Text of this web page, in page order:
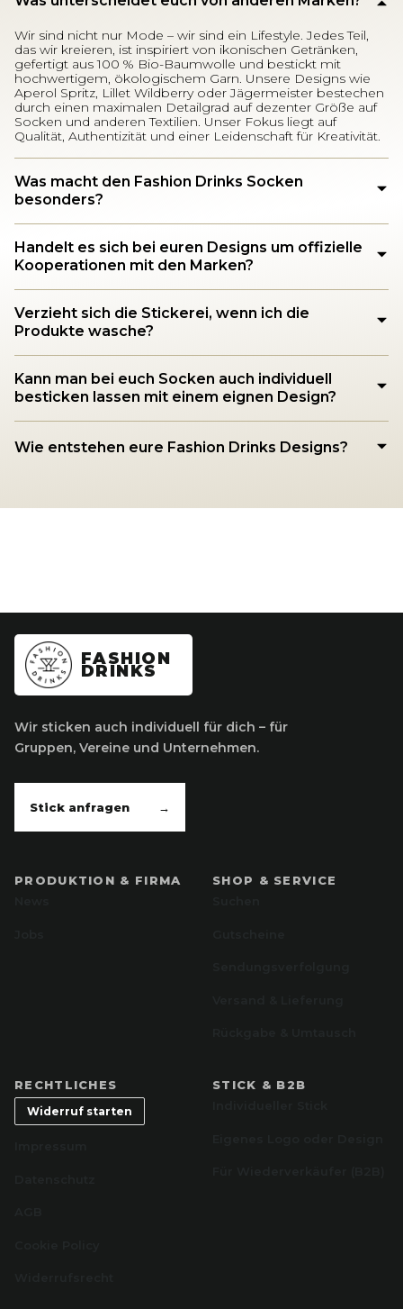
Wir sind nicht nur Mode – wir sind ein Lifestyle. Jedes Teil,
das wir kreieren, ist inspiriert von ikonischen Getränken,
gefertigt aus 100 % Bio-Baumwolle und bestickt mit
hochwertigem, ökologischem Garn. Unsere Designs wie
Aperol Spritz, Lillet Wildberry oder Jägermeister bestechen
durch einen maximalen Detailgrad auf dezenter Größe auf
Socken und anderen Textilien. Unser Fokus liegt auf
Qualität, Authentizität und einer Leidenschaft für Kreativität.
Was macht den Fashion Drinks Socken
besonders?
Handelt es sich bei euren Designs um offizielle
Kooperationen mit den Marken?
Verzieht sich die Stickerei, wenn ich die
Produkte wasche?
Kann man bei euch Socken auch individuell
besticken lassen mit einem eignen Design?
Wie entstehen eure Fashion Drinks Designs?
FASHION
DRINKS
Wir sticken auch individuell für dich – für
Gruppen, Vereine und Unternehmen.
Stick anfragen →
PRODUKTION & FIRMA
SHOP & SERVICE
RECHTLICHES
Widerruf starten
STICK & B2B